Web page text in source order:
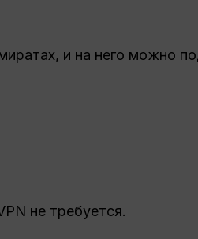
и на него можно
не требуется.